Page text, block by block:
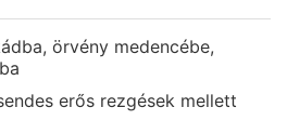
örvény medencébe,
erős rezgések mellett